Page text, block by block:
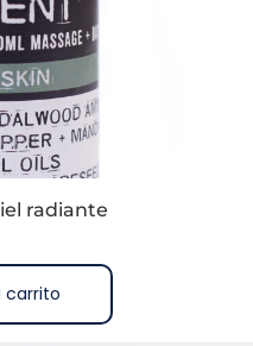
radiante
carrito